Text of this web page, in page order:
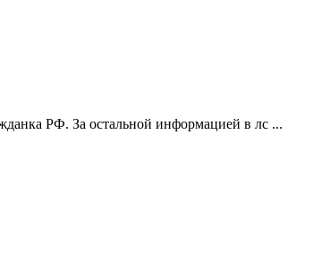
РФ. За остальной информацией в лс ...